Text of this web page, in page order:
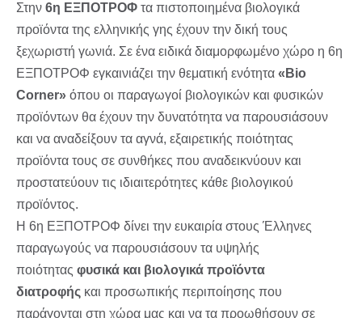
Στην 6η ΕΞΠΟΤΡΟΦ τα πιστοποιημένα βιολογικά
προϊόντα της ελληνικής γης έχουν την δική τους
ξεχωριστή γωνιά. Σε ένα ειδικά διαμορφωμένο χώρο η 6η
ΕΞΠΟΤΡΟΦ εγκαινιάζει την θεματική ενότητα «Bio
Corner» όπου οι παραγωγοί βιολογικών και φυσικών
προϊόντων θα έχουν την δυνατότητα να παρουσιάσουν
και να αναδείξουν τα αγνά, εξαιρετικής ποιότητας
προϊόντα τους σε συνθήκες που αναδεικνύουν και
προστατεύουν τις ιδιαιτερότητες κάθε βιολογικού
προϊόντος.
Η 6η ΕΞΠΟΤΡΟΦ δίνει την ευκαιρία στους Έλληνες
παραγωγούς να παρουσιάσουν τα υψηλής
ποιότητας φυσικά και βιολογικά προϊόντα
διατροφής και προσωπικής περιποίησης που
παράγονται στη χώρα μας και να τα προωθήσουν σε